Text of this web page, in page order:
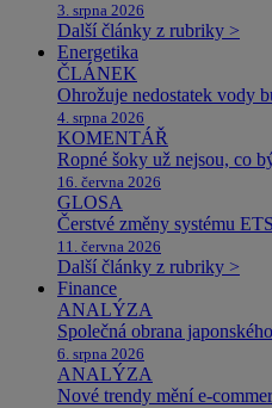
3. srpna 2026
Další články z rubriky >
Energetika
ČLÁNEK
Ohrožuje nedostatek vody
4. srpna 2026
KOMENTÁŘ
Ropné šoky už nejsou, co
16. června 2026
GLOSA
Čerstvé změny systému
11. června 2026
Další články z rubriky >
Finance
ANALÝZA
Společná obrana
6. srpna 2026
ANALÝZA
Nové trendy mění e-